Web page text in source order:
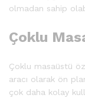
olmadan sahip
Çoklu
Çoklu masaüstü
aracı olarak ön
çok daha kolay